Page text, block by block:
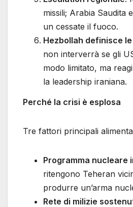
missili; Arabia Saudita
un cessate il fuoco.
Hezbollah definisce
non interverrà se gli
modo limitato, ma
la leadership iraniana.
Perché la crisi è esplosa
Tre fattori principali
Programma nucleare
ritengono Teheran
produrre un’arma
Rete di milizie